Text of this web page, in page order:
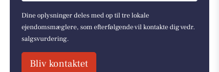
Dine oplysninger deles med op til tre lokale
ejendomsmæglere, som efterfølgende vil kontakte dig vedr.
salgsvurdering.
Bliv kontaktet